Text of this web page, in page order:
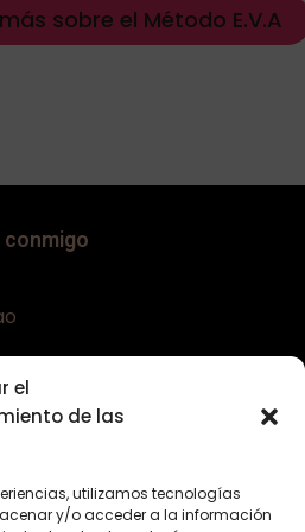
el
de las
utilizamos tecnologías
y/o acceder a la información
sobre el Método E.V.A
+34 617644453